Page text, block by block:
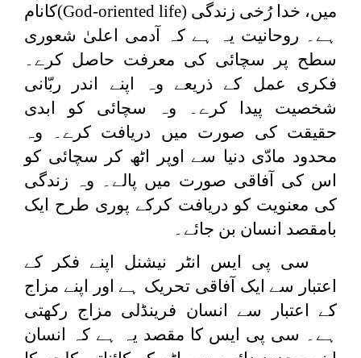
میں، خدا رُخی زندگی (God-oriented life)کانام
ہے۔ روحانیت یہ ہے کہ آدمی اعلیٰ شعوری
سطح پر سچائی کی معرفت حاصل کرے۔
فکری عمل کے ذریعے وہ اپنے اندر ربّانی
شخصیت پیدا کرے۔ وہ سچائی کو ابدی
حقیقت کی صورت میں دریافت کرے۔ وہ
محدود مادّی دنیا سے اوپر اٹھ کر سچائی کو
اس کی آفاقی صورت میں پالے۔ وہ زندگی
کی معنویت کو دریافت کرکے پوری طرح ایک
بامقصد انسان بن جائے۔
سی پی ایس انٹر نیشنل اپنے فکر کے
اعتبار سے ایک آفاقی تحریک ہے اور اپنے مزاج
کے اعتبار سے انسان فرینڈلی مزاج رکھتی
ہے۔ سی پی ایس کا مقصد یہ ہے کہ انسان